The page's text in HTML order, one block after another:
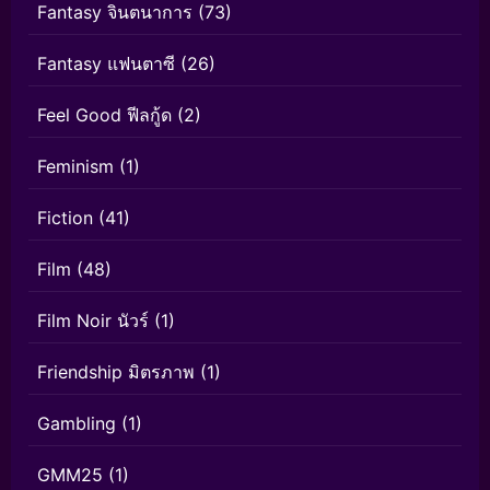
Fantasy จินตนาการ (73)
Fantasy แฟนตาซี (26)
Feel Good ฟีลกู้ด (2)
Feminism (1)
Fiction (41)
Film (48)
Film Noir นัวร์ (1)
Friendship มิตรภาพ (1)
Gambling (1)
GMM25 (1)